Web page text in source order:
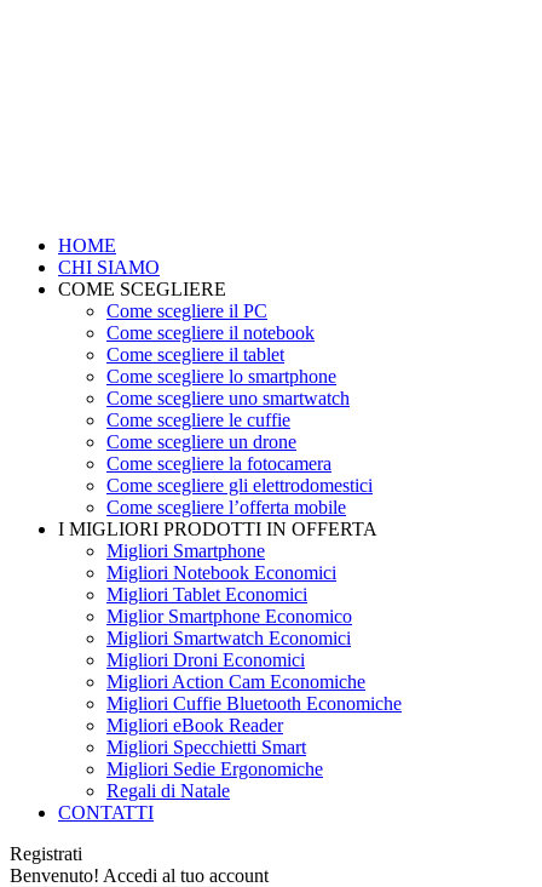
HOME
CHI SIAMO
COME SCEGLIERE
Come scegliere il PC
Come scegliere il notebook
Come scegliere il tablet
Come scegliere lo smartphone
Come scegliere uno smartwatch
Come scegliere le cuffie
Come scegliere un drone
Come scegliere la fotocamera
Come scegliere gli elettrodomestici
Come scegliere l’offerta mobile
I MIGLIORI PRODOTTI IN OFFERTA
Migliori Smartphone
Migliori Notebook Economici
Migliori Tablet Economici
Miglior Smartphone Economico
Migliori Smartwatch Economici
Migliori Droni Economici
Migliori Action Cam Economiche
Migliori Cuffie Bluetooth Economiche
Migliori eBook Reader
Migliori Specchietti Smart
Migliori Sedie Ergonomiche
Regali di Natale
CONTATTI
Registrati
Benvenuto! Accedi al tuo account